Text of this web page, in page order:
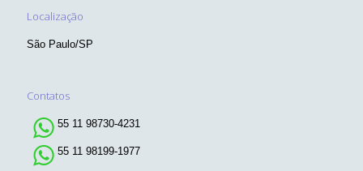
Localização
São Paulo/SP
Contatos
55 11 98730-4231
55 11 98199-1977